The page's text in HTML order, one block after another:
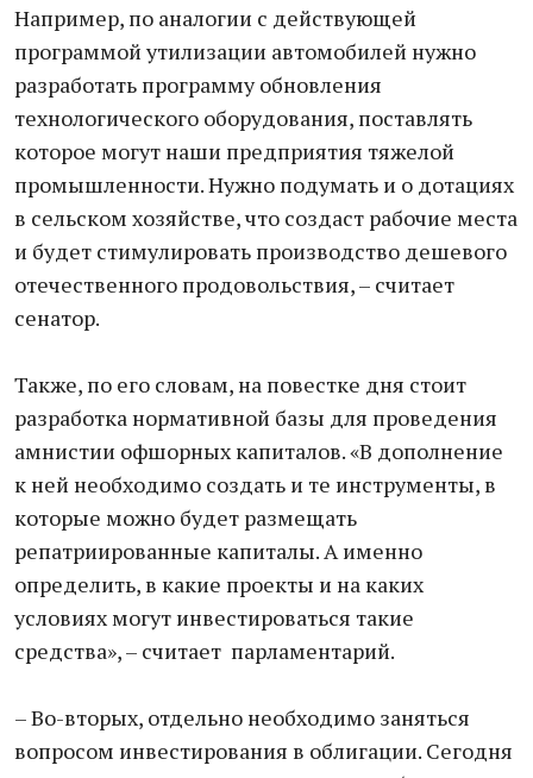
Например, по аналогии с действующей
программой утилизации автомобилей нужно
разработать программу обновления
технологического оборудования, поставлять
которое могут наши предприятия тяжелой
промышленности. Нужно подумать и о дотациях
в сельском хозяйстве, что создаст рабочие места
и будет стимулировать производство дешевого
отечественного продовольствия, – считает
сенатор.
Также, по его словам, на повестке дня стоит
разработка нормативной базы для проведения
амнистии офшорных капиталов. «В дополнение
к ней необходимо создать и те инструменты, в
которые можно будет размещать
репатриированные капиталы. А именно
определить, в какие проекты и на каких
условиях могут инвестироваться такие
средства», – считает парламентарий.
– Во-вторых, отдельно необходимо заняться
вопросом инвестирования в облигации. Сегодня